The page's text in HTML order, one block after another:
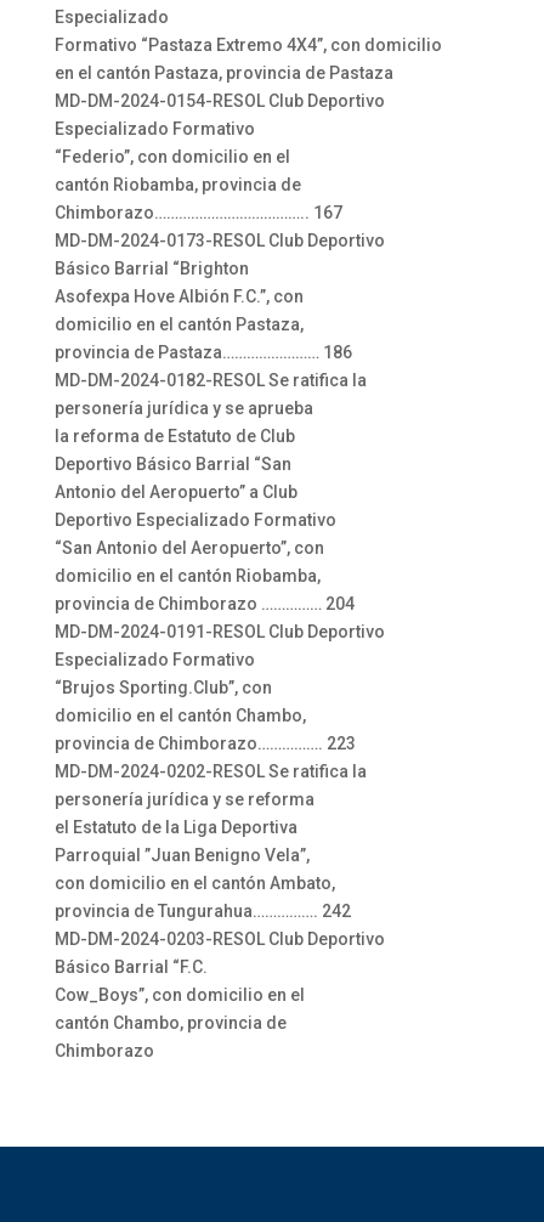
Especializado
Formativo “Pastaza Extremo 4X4”, con domicilio
en el cantón Pastaza, provincia de Pastaza
MD-DM-2024-0154-RESOL Club Deportivo
Especializado Formativo
“Federio”, con domicilio en el
cantón Riobamba, provincia de
Chimborazo……………………………….. 167
MD-DM-2024-0173-RESOL Club Deportivo
Básico Barrial “Brighton
Asofexpa Hove Albión F.C.”, con
domicilio en el cantón Pastaza,
provincia de Pastaza…………………… 186
MD-DM-2024-0182-RESOL Se ratifica la
personería jurídica y se aprueba
la reforma de Estatuto de Club
Deportivo Básico Barrial “San
Antonio del Aeropuerto” a Club
Deportivo Especializado Formativo
“San Antonio del Aeropuerto”, con
domicilio en el cantón Riobamba,
provincia de Chimborazo …………… 204
MD-DM-2024-0191-RESOL Club Deportivo
Especializado Formativo
“Brujos Sporting.Club”, con
domicilio en el cantón Chambo,
provincia de Chimborazo……………. 223
MD-DM-2024-0202-RESOL Se ratifica la
personería jurídica y se reforma
el Estatuto de la Liga Deportiva
Parroquial ”Juan Benigno Vela”,
con domicilio en el cantón Ambato,
provincia de Tungurahua……………. 242
MD-DM-2024-0203-RESOL Club Deportivo
Básico Barrial “F.C.
Cow_Boys”, con domicilio en el
cantón Chambo, provincia de
Chimborazo